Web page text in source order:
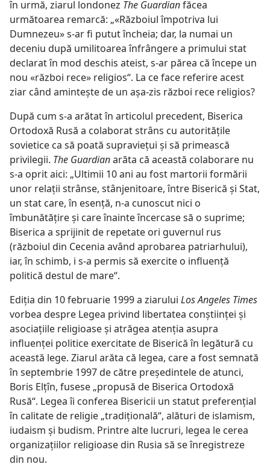
în urmă, ziarul londonez The Guardianfăcea
următoarea remarcă: „«Războiul împotriva lui
Dumnezeu» s-ar fi putut încheia; dar, la numai un
deceniu după umilitoarea înfrângere a primului stat
declarat în mod deschis ateist, s-ar părea că începe un
nou «război rece» religios“. La ce face referire acest
ziar când aminteşte de un aşa-zis război rece religios?
După cum s-a arătat în articolul precedent, Biserica
Ortodoxă Rusă a colaborat strâns cu autorităţile
sovietice ca să poată supravieţui şi să primească
privilegii. The Guardianarăta că această colaborare nu
s-a oprit aici: „Ultimii 10 ani au fost martorii formării
unor relaţii strânse, stânjenitoare, între Biserică şi Stat,
un stat care, în esenţă, n-a cunoscut nici o
îmbunătăţire şi care înainte încercase să o suprime;
Biserica a sprijinit de repetate ori guvernul rus
(războiul din Cecenia având aprobarea patriarhului),
iar, în schimb, i s-a permis să exercite o influenţă
politică destul de mare“.
Ediţia din 10 februarie 1999 a ziarului Los Angeles Times
vorbea despre Legea privind libertatea conştiinţei şi
asociaţiile religioase şi atrăgea atenţia asupra
influenţei politice exercitate de Biserică în legătură cu
această lege. Ziarul arăta că legea, care a fost semnată
în septembrie 1997 de către preşedintele de atunci,
Boris Elţîn, fusese „propusă de Biserica Ortodoxă
Rusă“. Legea îi conferea Bisericii un statut preferenţial
în calitate de religie „tradiţională“, alături de islamism,
iudaism şi budism. Printre alte lucruri, legea le cerea
organizaţiilor religioase din Rusia să se înregistreze
din nou.